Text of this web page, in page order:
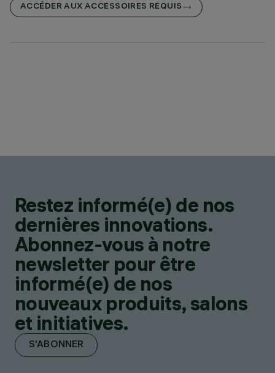
ACCÉDER AUX ACCESSOIRES REQUIS
Restez informé(e) de nos
dernières innovations.
Abonnez-vous à notre
newsletter pour être
informé(e) de nos
nouveaux produits, salons
et initiatives.
S'ABONNER